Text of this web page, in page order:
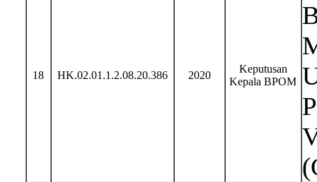
18 HK.02.01.1.2.08.20.386 2020
Keputusan
Kepala BPOM